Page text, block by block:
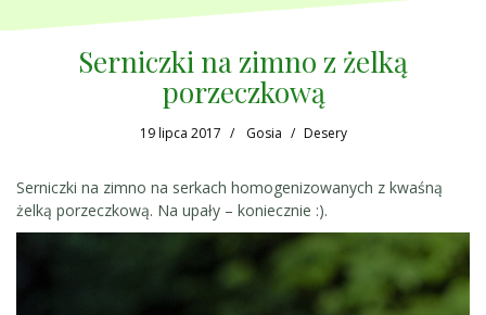
Serniczki na zimno z żelką
porzeczkową
19 lipca 2017 Gosia Desery
Serniczki na zimno na serkach homogenizowanych z kwaśną
żelką porzeczkową. Na upały – koniecznie :).